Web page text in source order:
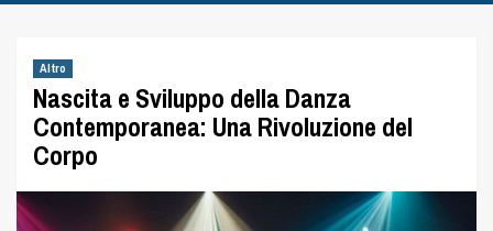
Altro
Nascita e Sviluppo della Danza
Contemporanea: Una Rivoluzione del
Corpo